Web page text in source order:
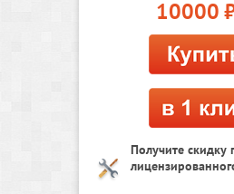
10000
Получите скидку